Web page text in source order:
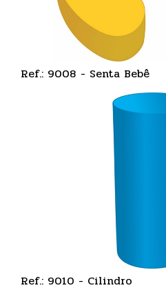
Ref.: 9008 - Senta Bebê
Ref.: 9010 - Cilindro